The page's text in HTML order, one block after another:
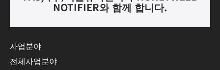
NOTIFIER와 함께 합니다.
사업분야
전체사업분야